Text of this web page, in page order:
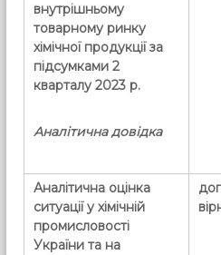
внутрішньому
товарному ринку
хімічної продукції за
підсумками 2
кварталу 2023 р.
Аналітична довідка
Аналітична оцінка
ситуації у хімічній
промисловості
України та на